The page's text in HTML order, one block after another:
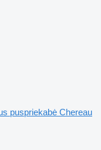
puspriekabė Chereau